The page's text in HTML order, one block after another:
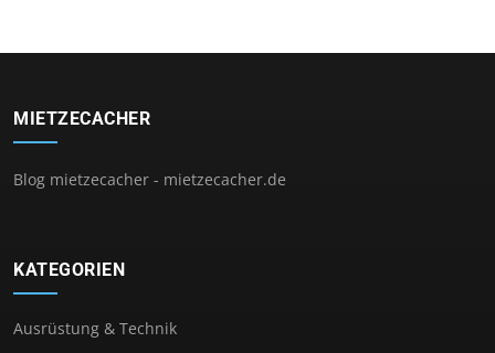
MIETZECACHER
Blog mietzecacher - mietzecacher.de
KATEGORIEN
Ausrüstung & Technik